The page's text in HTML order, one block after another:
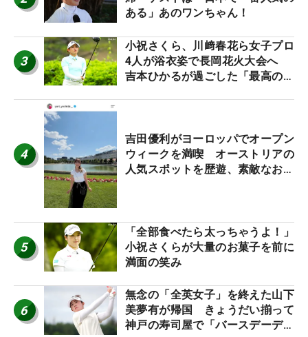
ある」あのワンちゃん！
3
小祝さくら、川﨑春花ら女子プロ
4人が浴衣姿で長岡花火大会へ
吉本ひかるが過ごした「最高の夏
4
吉田優利がヨーロッパでオープン
ウィークを満喫 オーストリアの
人気スポットを歴遊、素敵なお土
5
「全部食べたら太っちゃうよ！」
小祝さくらが大量のお菓子を前に
満面の笑み
6
無念の「全英女子」を終えた山下
美夢有が帰国 きょうだい揃って
神戸の寿司屋で「バースデーディ